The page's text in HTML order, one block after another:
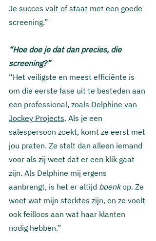
Je succes valt of staat met een goede
screening.”
“Hoe doe je dat dan precies, die
screening?”
“Het veiligste en meest efficiënte is
om die eerste fase uit te besteden aan
een professional, zoals Delphine van
Jockey Projects. Als je een
salespersoon zoekt, komt ze eerst met
jou praten. Ze stelt dan alleen iemand
voor als zij weet dat er een klik gaat
zijn. Als Delphine mij ergens
aanbrengt, is het er altijd boenk op. Ze
weet wat mijn sterktes zijn, en ze voelt
ook feilloos aan wat haar klanten
nodig hebben.”